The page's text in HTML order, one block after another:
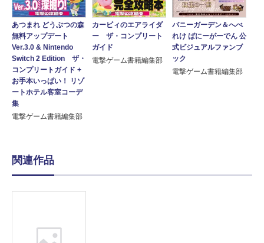
あつまれ どうぶつの森
無料アップデート
Ver.3.0 & Nintendo
Switch 2 Edition ザ・
コンプリートガイド +
お手本いっぱい！ リゾ
ートホテル客室コーデ
集
電撃ゲーム書籍編集部
カービィのエアライダ
ー ザ・コンプリート
ガイド
電撃ゲーム書籍編集部
バニーガーデン＆へべ
れけ ばにーがーでん 公
式ビジュアルファンブ
ック
電撃ゲーム書籍編集部
関連作品